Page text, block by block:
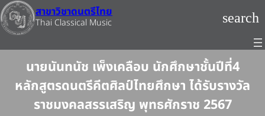
ข้าม
ไป
ยัง
สาขาวิชาดนตรีไทย
Thai Classical Music search
นายนันทนัช เพ็งเคลือบ นักศึกษาชั้นปีที่4
หลักสูตรดนตรีคีตศิลป์ไทยศึกษา ได้รับรางวัล
ราชมงคลสรรเสริญ พุทธศักราช 2567